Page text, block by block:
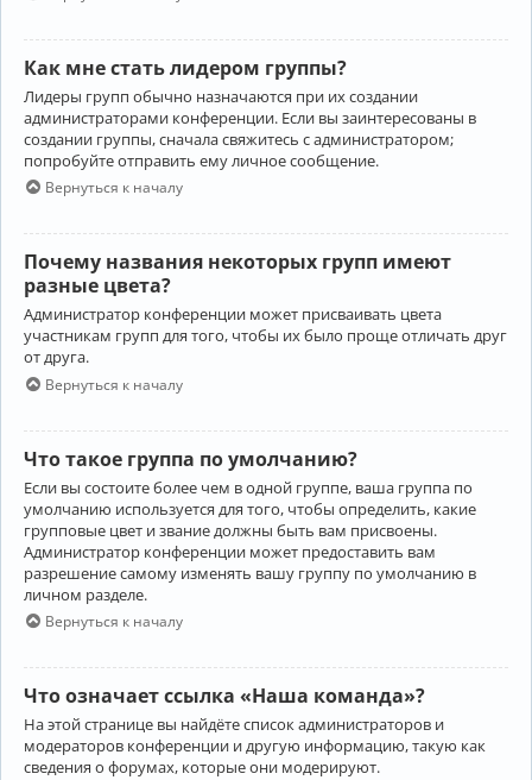
Как мне стать лидером группы?
Лидеры групп обычно назначаются при их создании
администраторами конференции. Если вы заинтересованы в
создании группы, сначала свяжитесь с администратором;
попробуйте отправить ему личное сообщение.
Вернуться к началу
Почему названия некоторых групп имеют
разные цвета?
Администратор конференции может присваивать цвета
участникам групп для того, чтобы их было проще отличать друг
от друга.
Вернуться к началу
Что такое группа по умолчанию?
Если вы состоите более чем в одной группе, ваша группа по
умолчанию используется для того, чтобы определить, какие
групповые цвет и звание должны быть вам присвоены.
Администратор конференции может предоставить вам
разрешение самому изменять вашу группу по умолчанию в
личном разделе.
Вернуться к началу
Что означает ссылка «Наша команда»?
На этой странице вы найдёте список администраторов и
модераторов конференции и другую информацию, такую как
сведения о форумах, которые они модерируют.